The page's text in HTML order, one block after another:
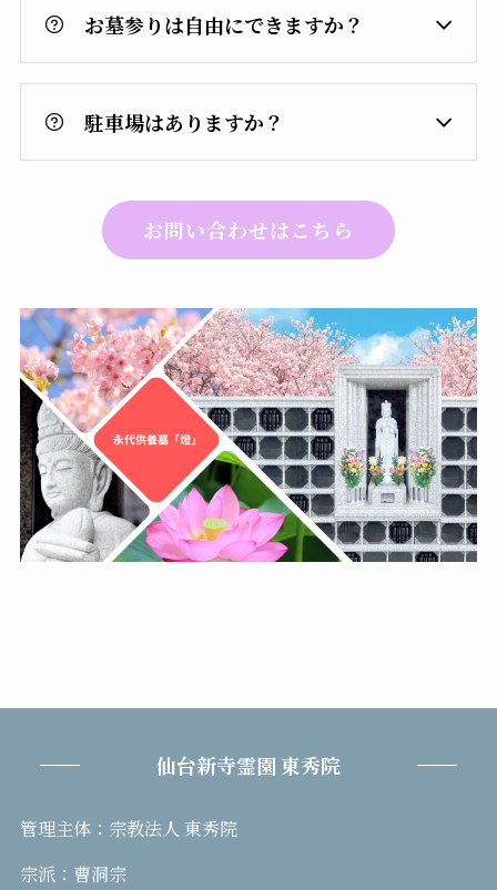
お墓参りは自由にできますか？
駐車場はありますか？
お問い合わせはこちら
仙台新寺霊園 東秀院
管理主体：宗教法人 東秀院
宗派：曹洞宗